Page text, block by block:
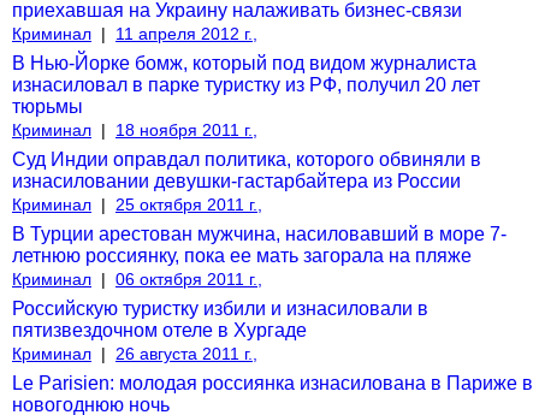
приехавшая на Украину налаживать бизнес-связи
Криминал | 11 апреля 2012 г.,
В Нью-Йорке бомж, который под видом журналиста
изнасиловал в парке туристку из РФ, получил 20 лет
тюрьмы
Криминал | 18 ноября 2011 г.,
Суд Индии оправдал политика, которого обвиняли в
изнасиловании девушки-гастарбайтера из России
Криминал | 25 октября 2011 г.,
В Турции арестован мужчина, насиловавший в море 7-
летнюю россиянку, пока ее мать загорала на пляже
Криминал | 06 октября 2011 г.,
Российскую туристку избили и изнасиловали в
пятизвездочном отеле в Хургаде
Криминал | 26 августа 2011 г.,
Le Parisien: молодая россиянка изнасилована в Париже в
новогоднюю ночь